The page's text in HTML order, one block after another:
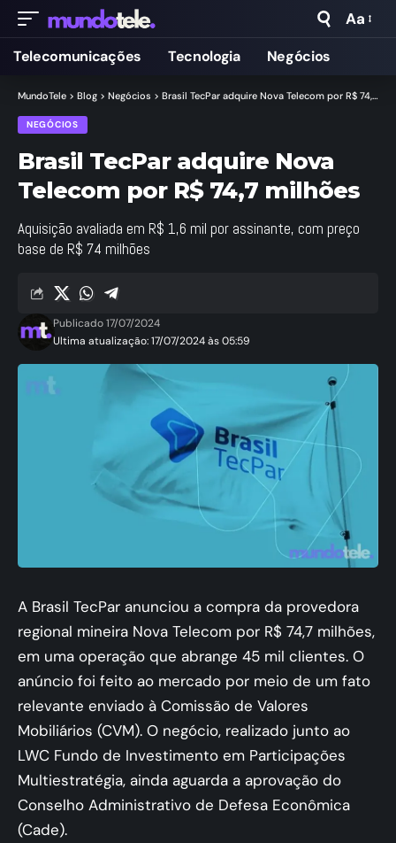
Aa
Telecomunicações Tecnologia Negócios
MundoTele > Blog > Negócios > Brasil TecPar adquire Nova Telecom por R$ 74,7 milhões
NEGÓCIOS
Brasil TecPar adquire Nova
Telecom por R$ 74,7 milhões
Aquisição avaliada em R$ 1,6 mil por assinante, com preço
base de R$ 74 milhões
Ultima atualização: 17/07/2024 às 05:59
Publicado 17/07/2024
A Brasil TecPar anunciou a compra da provedora
regional mineira Nova Telecom por R$ 74,7 milhões,
em uma operação que abrange 45 mil clientes. O
anúncio foi feito ao mercado por meio de um fato
relevante enviado à Comissão de Valores
Mobiliários (CVM). O negócio, realizado junto ao
LWC Fundo de Investimento em Participações
Multiestratégia, ainda aguarda a aprovação do
Conselho Administrativo de Defesa Econômica
(Cade).